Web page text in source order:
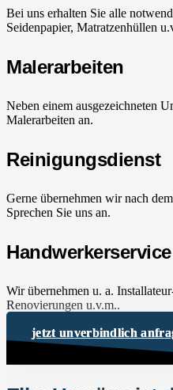
Bei uns erhalten Sie alle
Seidenpapier, Matratzenhüllen
Malerarbeiten
Neben einem ausgezeichneten
Malerarbeiten an.
Reinigungsdienst
Gerne übernehmen wir nach
Sprechen Sie uns an.
Handwerkerservice
Wir übernehmen u. a.
Renovierungen u.v.m..
jetzt unverbindlich